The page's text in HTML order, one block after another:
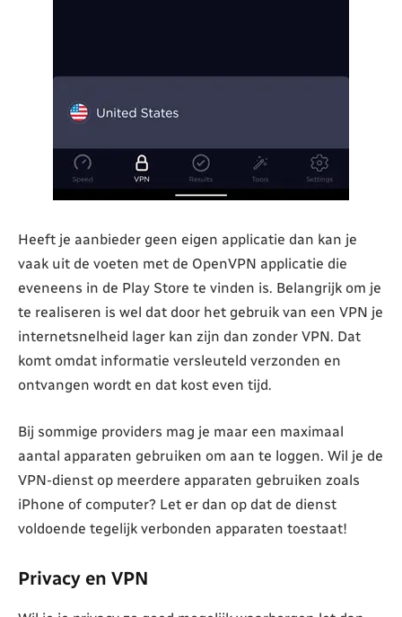
Heeft je aanbieder geen eigen applicatie dan kan je
vaak uit de voeten met de OpenVPN applicatie die
eveneens in de Play Store te vinden is. Belangrijk om je
te realiseren is wel dat door het gebruik van een VPN je
internetsnelheid lager kan zijn dan zonder VPN. Dat
komt omdat informatie versleuteld verzonden en
ontvangen wordt en dat kost even tijd.
Bij sommige providers mag je maar een maximaal
aantal apparaten gebruiken om aan te loggen. Wil je de
VPN-dienst op meerdere apparaten gebruiken zoals
iPhone of computer? Let er dan op dat de dienst
voldoende tegelijk verbonden apparaten toestaat!
Privacy en VPN